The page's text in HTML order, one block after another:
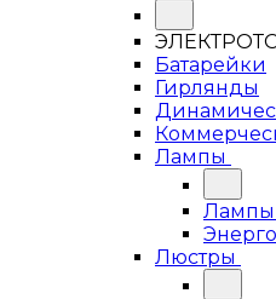
Батарейки
Гирлянды
Лампы
Лампы
Люстры